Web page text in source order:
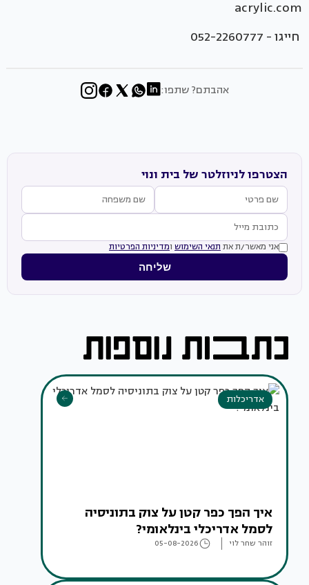
acrylic.com
חייגו - 052-2260777
אהבתם? שתפו:
הצטרפו לניוזלטר של בית ונוי
אני מאשר/ת את תנאי השימוש ומדיניות הפרטיות
שליחה
אדריכלות
איך הפך כפר קטן על צוק בתוניסיה
לסמל אדריכלי בינלאומי?
זוהר שחר לוי 05-08-2026